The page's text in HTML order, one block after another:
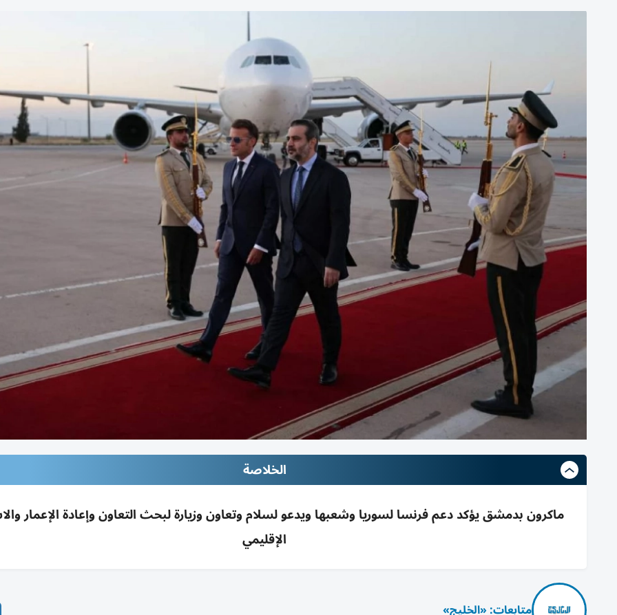
الخلاصة
ماكرون بدمشق يؤكد دعم فرنسا لسوريا وشعبها ويدعو لسلام وتعاون وزيارة لبحث التعاون وإعادة الإعمار
الإقليمي
متابعات: «الخليج»